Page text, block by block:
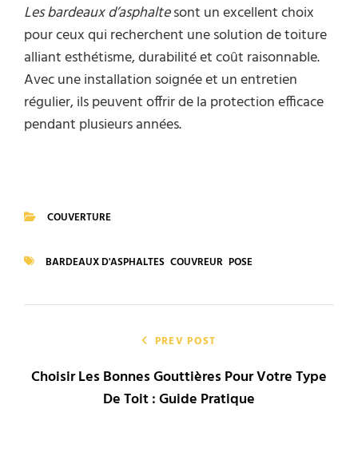
Les bardeaux d’asphaltesont un excellent choix
pour ceux qui recherchent une solution de toiture
alliant esthétisme, durabilité et coût raisonnable.
Avec une installation soignée et un entretien
régulier, ils peuvent offrir de la protection efficace
pendant plusieurs années.
COUVERTURE
BARDEAUX D'ASPHALTES COUVREUR POSE
l’article
PREV POST
Choisir Les Bonnes Gouttières Pour Votre Type
De Toit : Guide Pratique